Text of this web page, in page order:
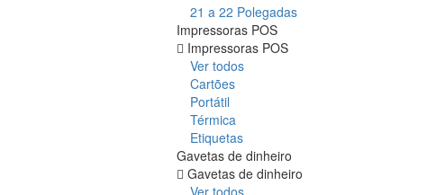
21 a 22 Polegadas
Impressoras POS
Impressoras POS
Ver todos
Cartões
Portátil
Térmica
Etiquetas
Gavetas de dinheiro
Gavetas de dinheiro
Ver todos